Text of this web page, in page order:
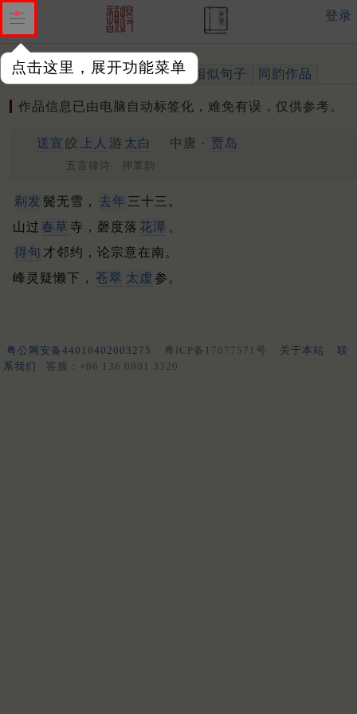
点击这里，展开功能菜单
登录
作品 标注四声 出处、引用 相似句子 同韵作品
作品信息已由电脑自动标签化，难免有误，仅供参考。
送宣 皎 上人 游 太白 中唐 · 贾岛
五言律诗 押覃韵
剃发 鬓无雪， 去年 三十三。
山过 春草 寺，磬度落 花潭 。
得句 才邻约，论宗意在南。
峰灵疑懒下， 苍翠 太虚 参。
粤公网安备44010402003275 粤ICP备17077571号 关于本站
联
系我们
客服：+86 136 0901 3320